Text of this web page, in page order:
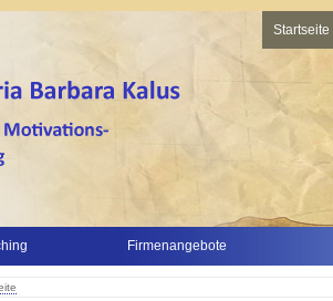
Startseite
Firmenangebote